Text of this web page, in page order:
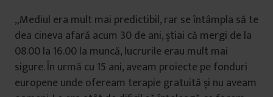
„Mediul era mult mai predictibil, rar se întâmpla să te
dea cineva afară acum 30 de ani, știai că mergi de la
08.00 la 16.00 la muncă, lucrurile erau mult mai
sigure. În urmă cu 15 ani, aveam proiecte pe fonduri
europene unde ofeream terapie gratuită și nu aveam